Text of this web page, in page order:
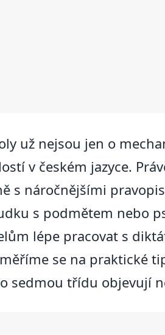
už nejsou jen o
v českém jazyce.
s náročnějšími
s podmětem nebo
lépe pracovat s
se na praktické
sedmou třídu objevují